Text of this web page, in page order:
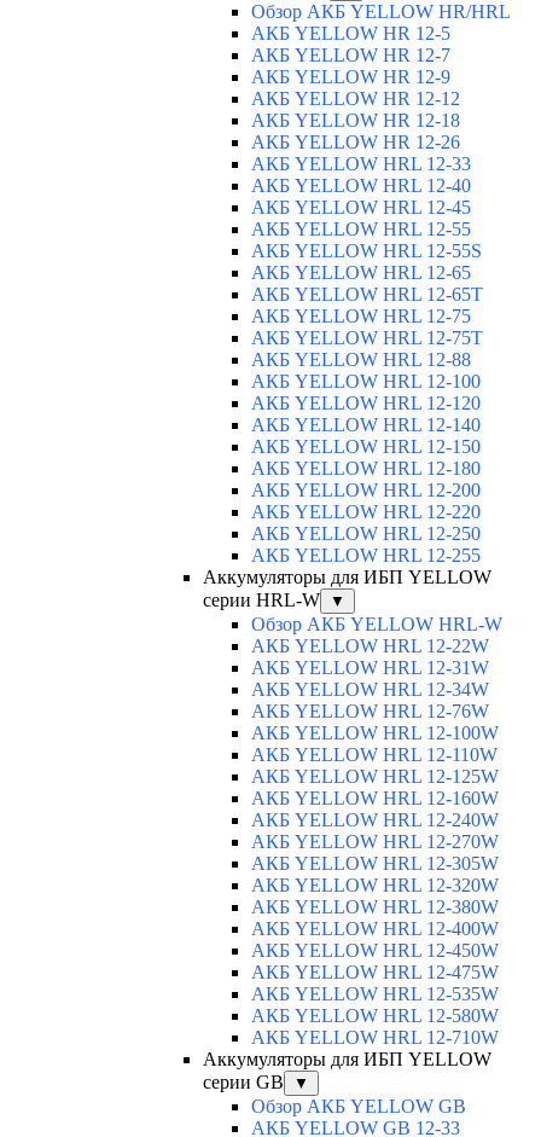
Обзор АКБ YELLOW HR/HRL
АКБ YELLOW HR 12-5
АКБ YELLOW HR 12-7
АКБ YELLOW HR 12-9
АКБ YELLOW HR 12-12
АКБ YELLOW HR 12-18
АКБ YELLOW HR 12-26
АКБ YELLOW HRL 12-33
АКБ YELLOW HRL 12-40
АКБ YELLOW HRL 12-45
АКБ YELLOW HRL 12-55
АКБ YELLOW HRL 12-55S
АКБ YELLOW HRL 12-65
АКБ YELLOW HRL 12-65T
АКБ YELLOW HRL 12-75
АКБ YELLOW HRL 12-75Т
АКБ YELLOW HRL 12-88
АКБ YELLOW HRL 12-100
АКБ YELLOW HRL 12-120
АКБ YELLOW HRL 12-140
АКБ YELLOW HRL 12-150
АКБ YELLOW HRL 12-180
АКБ YELLOW HRL 12-200
АКБ YELLOW HRL 12-220
АКБ YELLOW HRL 12-250
АКБ YELLOW HRL 12-255
Аккумуляторы для ИБП YELLOW
серии HRL-W
▼
Обзор АКБ YELLOW HRL-W
АКБ YELLOW HRL 12-22W
АКБ YELLOW HRL 12-31W
АКБ YELLOW HRL 12-34W
АКБ YELLOW HRL 12-76W
АКБ YELLOW HRL 12-100W
АКБ YELLOW HRL 12-110W
АКБ YELLOW HRL 12-125W
АКБ YELLOW HRL 12-160W
АКБ YELLOW HRL 12-240W
АКБ YELLOW HRL 12-270W
АКБ YELLOW HRL 12-305W
АКБ YELLOW HRL 12-320W
АКБ YELLOW HRL 12-380W
АКБ YELLOW HRL 12-400W
АКБ YELLOW HRL 12-450W
АКБ YELLOW HRL 12-475W
АКБ YELLOW HRL 12-535W
АКБ YELLOW HRL 12-580W
АКБ YELLOW HRL 12-710W
Аккумуляторы для ИБП YELLOW
серии GB
▼
Обзор АКБ YELLOW GB
АКБ YELLOW GB 12-33